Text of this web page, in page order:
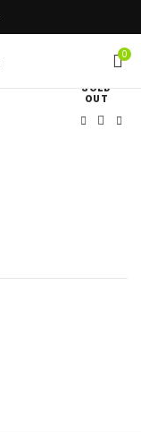
0
SOLD
OUT